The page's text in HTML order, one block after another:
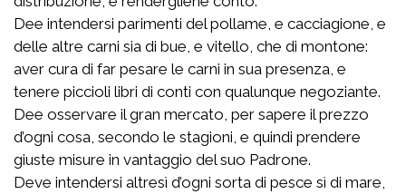
Dee intendersi parimenti del pollame, e cacciagione, e
delle altre carni sia di bue, e vitello, che di montone:
aver cura di far pesare le carni in sua presenza, e
tenere piccioli libri di conti con qualunque negoziante.
Dee osservare il gran mercato, per sapere il prezzo
d’ogni cosa, secondo le stagioni, e quindi prendere
giuste misure in vantaggio del suo Padrone.
Deve intendersi altresì d’ogni sorta di pesce sì di mare,